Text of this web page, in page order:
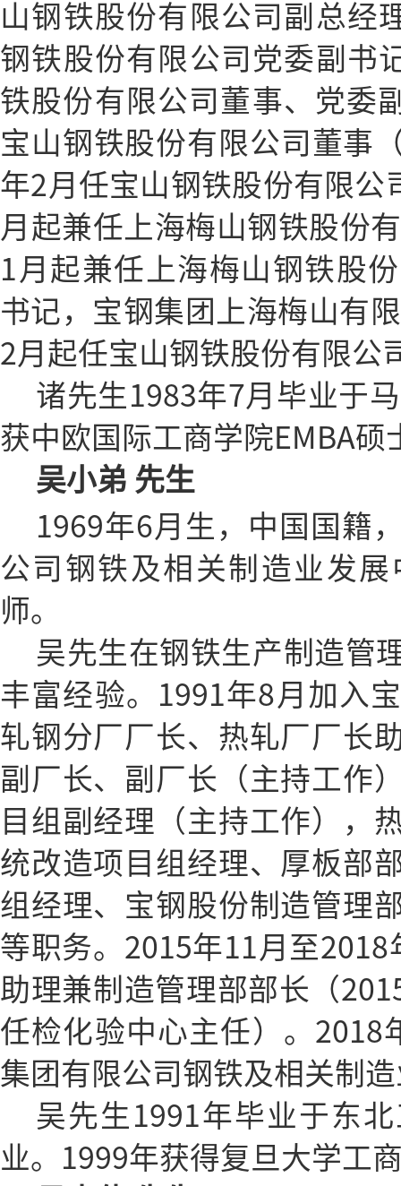
山钢铁股份有限公司副总经
钢铁股份有限公司党委副书
铁股份有限公司董事、党委
宝山钢铁股份有限公司董事
年2月任宝山钢铁股份有限公
月起兼任上海梅山钢铁股份
1月起兼任上海梅山钢铁股
书记，宝钢集团上海梅山有
2月起任宝山钢铁股份有限公
诸先生1983年7月毕业于
获中欧国际工商学院EMBA硕
吴小弟 先生
1969年6月生，中国国籍
公司钢铁及相关制造业发
师。
吴先生在钢铁生产制造管
丰富经验。1991年8月加入
轧钢分厂厂长、热轧厂厂长
副厂长、副厂长（主持工作
目组副经理（主持工作），
统改造项目组经理、厚板部
组经理、宝钢股份制造管理
等职务。2015年11月至
助理兼制造管理部部长（
任检化验中心主任）。2018
集团有限公司钢铁及相关制
吴先生1991年毕业于东
业。1999年获得复旦大学工